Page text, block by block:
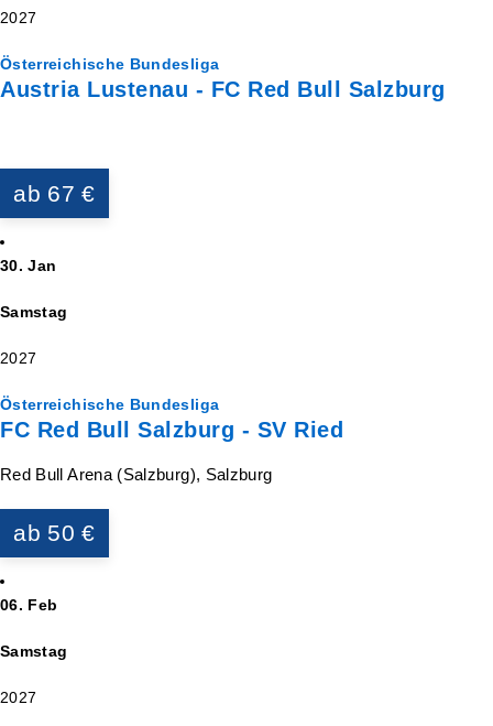
2027
Österreichische Bundesliga
Austria Lustenau - FC Red Bull Salzburg
ab 67 €
30. Jan
Samstag
2027
Österreichische Bundesliga
FC Red Bull Salzburg - SV Ried
Red Bull Arena (Salzburg), Salzburg
ab 50 €
06. Feb
Samstag
2027